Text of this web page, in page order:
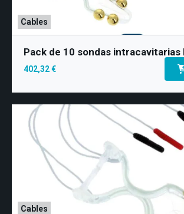
Cables
Pack de 10 sondas intracavitarias
402,32 €
Cables